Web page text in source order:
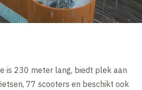
is 230 meter lang, biedt plek aan
77 scooters en beschikt ook